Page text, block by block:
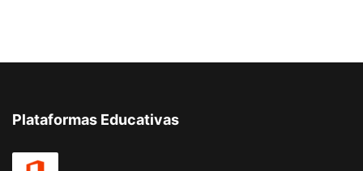
Plataformas Educativas